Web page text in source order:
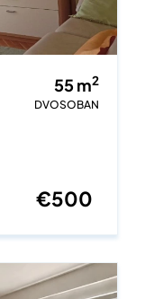
55m2
DVOSOBAN
€500